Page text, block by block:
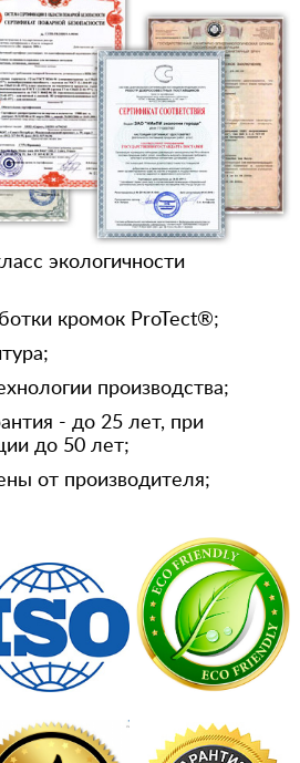
экологичности
кромок ProTect®;
производства;
- до 25 лет, при
до 50 лет;
от производителя;